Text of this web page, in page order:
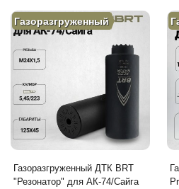
Газоразгруженный
Газоразгруженный ДТК BRT
"Резонатор" для АК-74/Сайга